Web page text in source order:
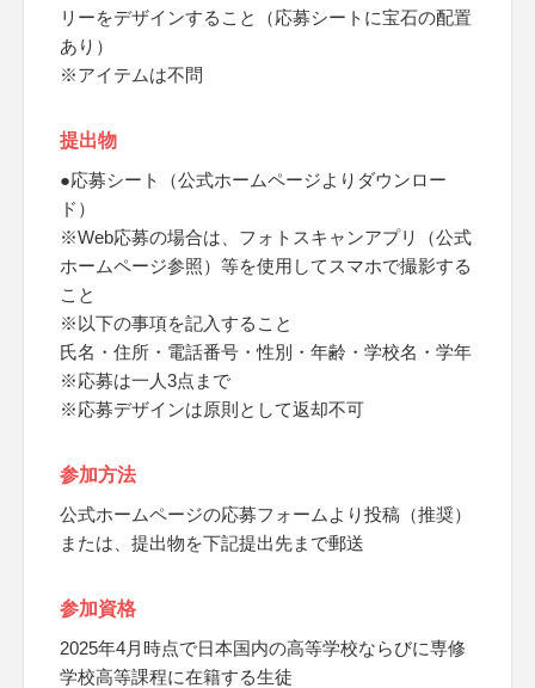
リーをデザインすること（応募シートに宝石の配置
あり）
※アイテムは不問
提出物
●応募シート（公式ホームページよりダウンロー
ド）
※Web応募の場合は、フォトスキャンアプリ（公式
ホームページ参照）等を使用してスマホで撮影する
こと
※以下の事項を記入すること
氏名・住所・電話番号・性別・年齢・学校名・学年
※応募は一人3点まで
※応募デザインは原則として返却不可
参加方法
公式ホームページの応募フォームより投稿（推奨）
または、提出物を下記提出先まで郵送
参加資格
2025年4月時点で日本国内の高等学校ならびに専修
学校高等課程に在籍する生徒